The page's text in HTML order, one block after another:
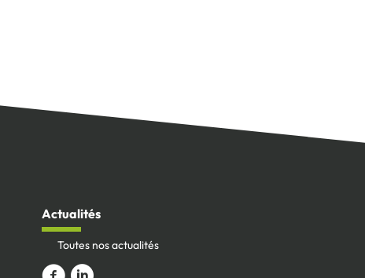
Actualités
Toutes nos actualités
Aller vers la page Facebook
Aller sur le compte Linkedin